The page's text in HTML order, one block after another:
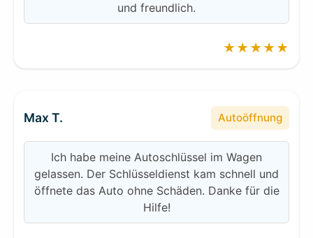
und freundlich.
★★★★★
Max T. Autoöffnung
Ich habe meine Autoschlüssel im Wagen
gelassen. Der Schlüsseldienst kam schnell und
öffnete das Auto ohne Schäden. Danke für die
Hilfe!